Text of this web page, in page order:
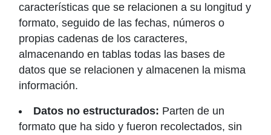
características que se relacionen a su longitud y
formato, seguido de las fechas, números o
propias cadenas de los caracteres,
almacenando en tablas todas las bases de
datos que se relacionen y almacenen la misma
información.
Datos no estructurados: Parten de un
formato que ha sido y fueron recolectados, sin